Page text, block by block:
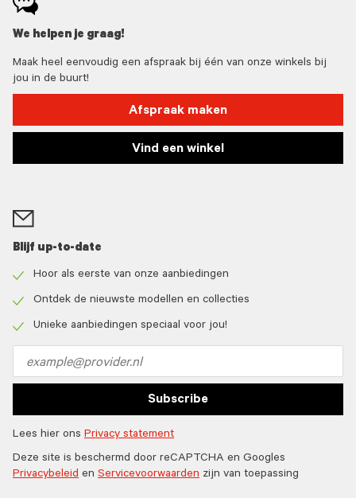
We helpen je graag!
Maak heel eenvoudig een afspraak bij één van onze winkels bij
jou in de buurt!
Afspraak maken
Vind een winkel
Blijf up-to-date
icon
Hoor als eerste van onze aanbiedingen
icon
Ontdek de nieuwste modellen en collecties
Unieke aanbiedingen speciaal voor jou!
address
Subscribe
Lees hier ons Privacy statement
Deze site is beschermd door reCAPTCHA en Googles
Privacybeleid en Servicevoorwaarden zijn van toepassing